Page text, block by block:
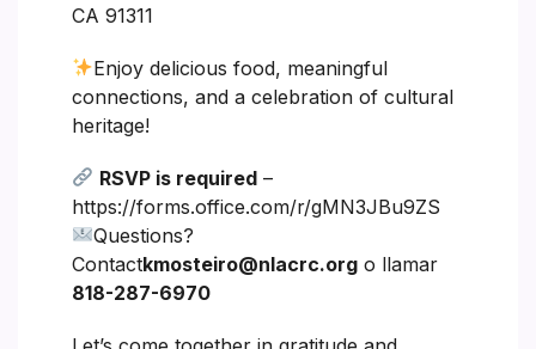
CA 91311
Enjoy delicious food, meaningful
connections, and a celebration of cultural
heritage!
RSVP is required –
https://forms.office.com/r/gMN3JBu9ZS
Questions?
Contactkmosteiro@nlacrc.org o llamar
818-287-6970